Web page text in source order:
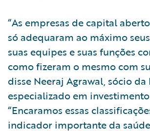
“As empresas de capital
só adequaram ao máximo
suas equipes e suas funções
como fizeram o mesmo com
disse Neeraj Agrawal, sócio
especializado em
“Encaramos essas
indicador importante da